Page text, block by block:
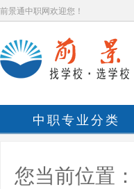
前景通中职网欢迎您！
中职专业分类
您当前位置：